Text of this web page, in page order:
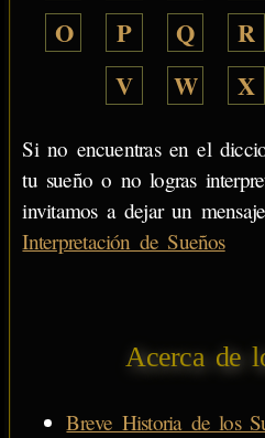
O
P Q R
V
W X
Si no encuentras en el
tu sueño o no logras
invitamos a dejar un
Interpretación de Sueños
Acerca de
Breve Historia de los